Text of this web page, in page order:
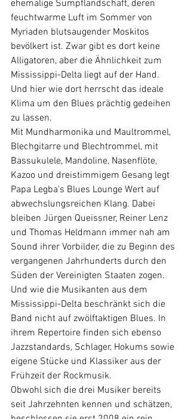
ehemalige Sumpflandschaft, deren
feuchtwarme Luft im Sommer von
Myriaden blutsaugender Moskitos
bevölkert ist. Zwar gibt es dort keine
Alligatoren, aber die Ähnlichkeit zum
Mississippi-Delta liegt auf der Hand.
Und hier wie dort herrscht das ideale
Klima um den Blues prächtig gedeihen
zu lassen.
Mit Mundharmonika und Maultrommel,
Blechgitarre und Blechtrommel, mit
Bassukulele, Mandoline, Nasenflöte,
Kazoo und dreistimmigem Gesang legt
Papa Legba’s Blues Lounge Wert auf
abwechslungsreichen Klang. Dabei
bleiben Jürgen Queissner, Reiner Lenz
und Thomas Heldmann immer nah am
Sound ihrer Vorbilder, die zu Beginn des
vergangenen Jahrhunderts durch den
Süden der Vereinigten Staaten zogen.
Und wie die Musikanten aus dem
Mississippi-Delta beschränkt sich die
Band nicht auf zwölftaktigen Blues. In
ihrem Repertoire finden sich ebenso
Jazzstandards, Schlager, Hokums sowie
eigene Stücke und Klassiker aus der
Frühzeit der Rockmusik.
Obwohl sich die drei Musiker bereits
seit Jahrzehnten kennen und schätzen,